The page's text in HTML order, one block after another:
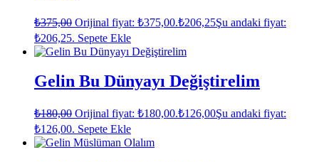
₺375,00 Orijinal fiyat: ₺375,00.₺206,25Şu andaki fiyat:
₺206,25. Sepete Ekle
Gelin Bu Dünyayı Değiştirelim
₺180,00 Orijinal fiyat: ₺180,00.₺126,00Şu andaki fiyat:
₺126,00. Sepete Ekle